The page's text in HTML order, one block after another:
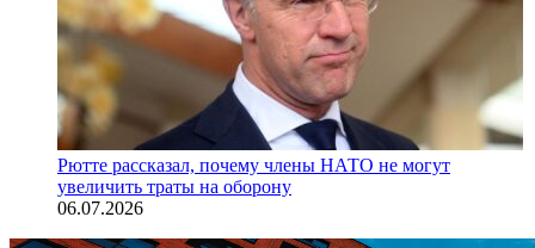
Рютте рассказал, почему члены НАТО не могут
увеличить траты на оборону
06.07.2026